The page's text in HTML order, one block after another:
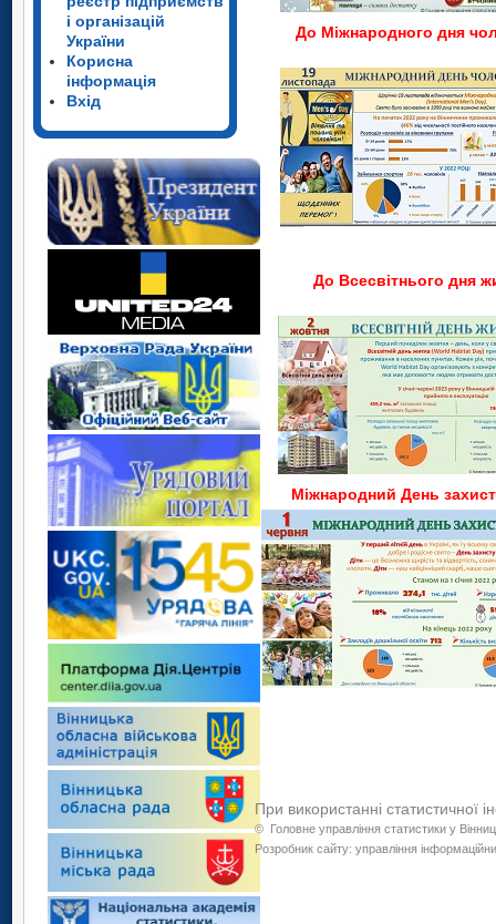
і організацій
України
Корисна
інформація
Вхід
До Міжнародного дня
До Всесвітнього дня
Міжнародний День
При використанні статистичної
© Головне управління статистики у
Розробник сайту: управління